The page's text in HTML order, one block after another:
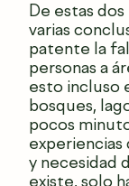
De estas
varias
patente la
personas a
esto incluso
bosques,
pocos
y necesidad
existe, solo